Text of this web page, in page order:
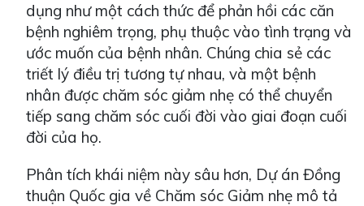
dụng như một cách thức để phản hồi các căn
bệnh nghiêm trọng, phụ thuộc vào tình trạng và
ước muốn của bệnh nhân. Chúng chia sẻ các
triết lý điều trị tương tự nhau, và một bệnh
nhân được chăm sóc giảm nhẹ có thể chuyển
tiếp sang chăm sóc cuối đời vào giai đoạn cuối
đời của họ.
Phân tích khái niệm này sâu hơn, Dự án Đồng
thuận Quốc gia về Chăm sóc Giảm nhẹ mô tả